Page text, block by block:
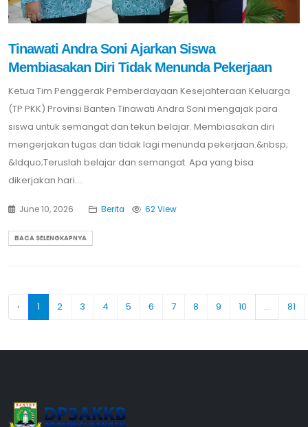
Tinawati Andra Soni Ajarkan Siswa
Membiasakan Diri Tidak Menunda Pekerjaan
Ketua Tim Penggerak Pemberdayaan Kesejahteraan Keluarga
(TP PKK) Provinsi Banten Tinawati Andra Soni mengajak para
siswa untuk semangat dan tekun belajar. Membiasakan diri
mengerjakan tugas dan tidak lagi menunda pekerjaan.&nbsp;
&ldquo;Teruslah belajar dan semangat. Apa yang bisa
dikerjakan hari....
June 10, 2026 Berita 62 View
BACA SELENGKAPNYA
‹ 1 2 3 4 5 6 7 8 9 10 ... 81